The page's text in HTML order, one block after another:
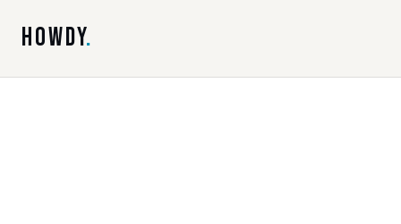
HOWDY.